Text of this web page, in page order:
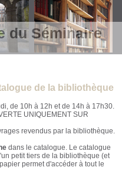
du Séminaire
de la bibliothèque
de 10h à 12h et de 14h à 17h30.
UNIQUEMENT SUR
revendus par la bibliothèque.
dans le catalogue. Le catalogue
petit tiers de la bibliothèque (et
permet d'accéder à tout le